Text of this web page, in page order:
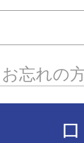
忘れの